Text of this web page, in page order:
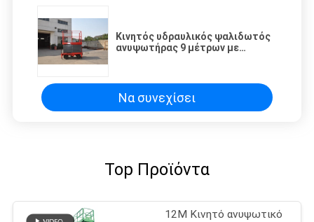
Κινητός υδραυλικός ψαλιδωτός
ανυψωτήρας 9 μέτρων με
Να συνεχίσει
Top Προϊόντα
12M Κινητό ανυψωτικό